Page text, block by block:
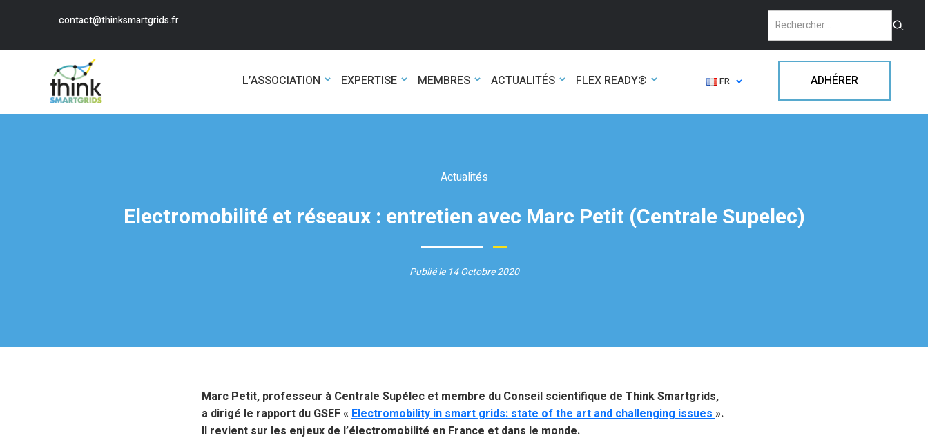
contact@thinksmartgrids.fr
L’ASSOCIATION EXPERTISE MEMBRES ACTUALITÉS FLEX READY® FR ADHÉRER
Actualités
Electromobilité et réseaux : entretien avec Marc Petit (Centrale Supelec)
Publié le 14 Octobre 2020
Marc Petit, professeur à Centrale Supélec et membre du Conseil scientifique de Think Smartgrids,
a dirigé le rapport du GSEF « Electromobility in smart grids: state of the art and challenging issues».
Il revient sur les enjeux de l’électromobilité en France et dans le monde.